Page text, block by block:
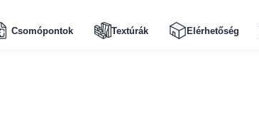
Csomópontok Textúrák Elérhetőség